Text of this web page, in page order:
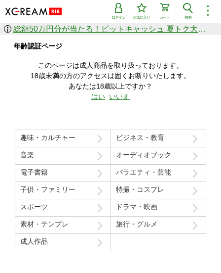
︙
検索
カート
お気に入り
ログイン
作品を探す
ジャンル
シリーズ
人気のセール中商品
新着セール中商品
すべての作品から探す
価格の安い順
価格の高い順
月間ランキング
年間ランキング
総額50万円分が当たる！ビットキャッシュ 夏トク大感謝祭
年齢認証ページ
このページは成人商品を取り扱っております。
18歳未満の方のアクセスは固くお断りいたします。
あなたは18歳以上ですか？
はい いいえ
趣味・カルチャー ビジネス・教育
音楽 オーディオブック
電子書籍 バラエティ・芸能
子供・ファミリー 特撮・コスプレ
スポーツ ドラマ・映画
素材・テンプレ 旅行・グルメ
成人作品